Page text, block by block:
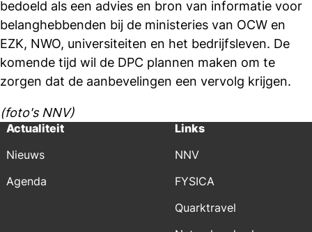
bedoeld als een advies en bron van informatie voor
belanghebbenden bij de ministeries van OCW en
EZK, NWO, universiteiten en het bedrijfsleven. De
komende tijd wil de DPC plannen maken om te
zorgen dat de aanbevelingen een vervolg krijgen.
(foto's NNV)
Actualiteit
Nieuws
Agenda
Links
NNV
FYSICA
Quarktravel